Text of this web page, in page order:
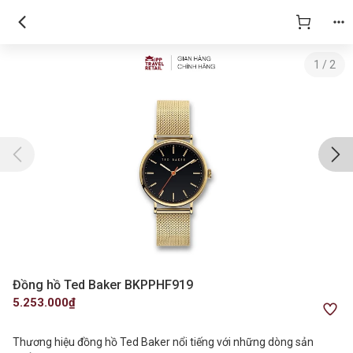
1 / 2
Đồng hồ Ted Baker BKPPHF919
5.253.000₫
Thương hiệu đồng hồ Ted Baker nổi tiếng với những dòng sản